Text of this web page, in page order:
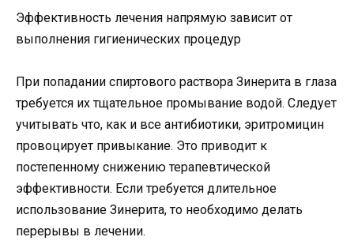
Эффективность лечения напрямую зависит от
выполнения гигиенических процедур
При попадании спиртового раствора Зинерита в глаза
требуется их тщательное промывание водой. Следует
учитывать что, как и все антибиотики, эритромицин
провоцирует привыкание. Это приводит к
постепенному снижению терапевтической
эффективности. Если требуется длительное
использование Зинерита, то необходимо делать
перерывы в лечении.